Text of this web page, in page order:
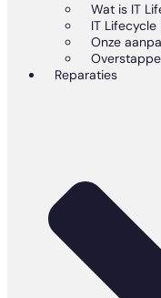
Wat is IT
IT
Onze
Reparaties